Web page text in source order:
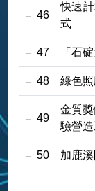
46
快速
式
47 「石
48 綠色
49
金質
驗營
50 加鹿